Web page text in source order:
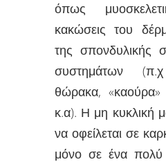
όπως
κακώσεις του
της σπονδυλικής
συστημάτων
θώρακα,
κ.α). Η μη κυκλική
να οφείλεται σε
μόνο σε ένα πολύ